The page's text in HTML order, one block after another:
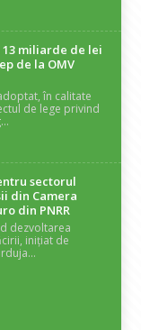
miliarde de lei
de la OMV
în calitate
de lege privind
sectorul
din Camera
din PNRR
dezvoltarea
inițiat de